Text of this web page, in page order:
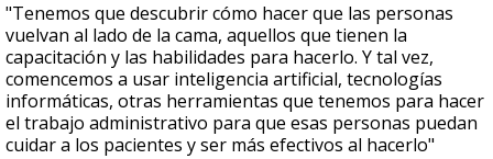
"Tenemos que descubrir cómo hacer que las personas
vuelvan al lado de la cama, aquellos que tienen la
capacitación y las habilidades para hacerlo. Y tal vez,
comencemos a usar inteligencia artificial, tecnologías
informáticas, otras herramientas que tenemos para hacer
el trabajo administrativo para que esas personas puedan
cuidar a los pacientes y ser más efectivos al hacerlo"